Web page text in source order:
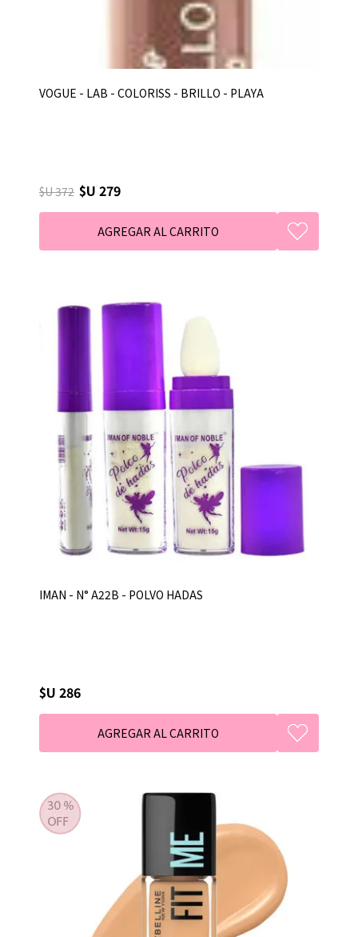
VOGUE - LAB - COLORISS - BRILLO - PLAYA
$U 372 $U 279
IMAN - N° A22B - POLVO HADAS
$U 286